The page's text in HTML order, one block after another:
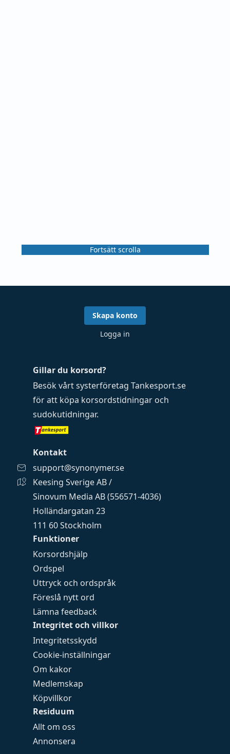
Fortsätt scrolla
Funktioner
Korsordshjälp
Ordspel
Uttryck och ordspråk
Föreslå nytt ord
Lämna feedback
Integritet och villkor
Integritetsskydd
Cookie-inställningar
Om kakor
Medlemskap
Köpvillkor
Residuum
Allt om oss
Annonsera
Gillar du korsord?
Besök vårt systerföretag Tankesport.se
för att köpa korsordstidningar och
sudokutidningar.
Kontakt
support@synonymer.se
Keesing Sverige AB /
Sinovum Media AB (556571-4036)
Holländargatan 23
111 60 Stockholm
Skapa konto
Logga in